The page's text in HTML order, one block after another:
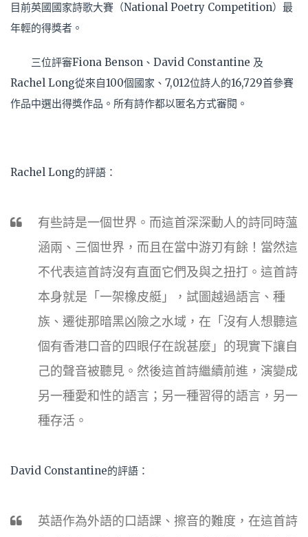
目前英國國家詩歌大賽（National Poetry Competition）最
年輕的得獎者。
三位評審Fiona Benson、David Constantine 及
Rachel Long從來自100個國家、7,012位詩人的16,729首參賽
作品中選出得獎作品。所有詩作都以匿名方式審閱。
Rachel Long的評語：
有些詩是一個世界。而這首深深動人的詩同時薀
涵兩、三個世界，而且在當中游刃有餘！當然這
不代表這首詩沒有直面它們及與之扭打。這首詩
本身就是「一架橡皮艇」，試圖越過語言、種
族、遷徙那暗黑凶險之水域，在「沒有人想聽這
個有香港口音的四眼仔在說甚麼」的現實下讓自
己的聲音被聽見。然後這首詩繼續前進，演變成
另一種愛和性的語言；另一種習得的語言，另一
種存活。
David Constantine的評語：
英語作為外語的口語課、擦音的難度，在這首詩